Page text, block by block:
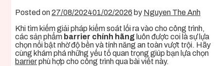
Posted on27/08/202401/02/2026 by Nguyen The Anh
Khi tìm kiếm giải pháp kiểm soát lối ra vào cho công trình,
các sản phẩm barrier chính hãng luôn được coi là sự lựa
chọn nổi bật nhờ độ bền và tính năng an toàn vượt trội. Hãy
cùng khám phá những yếu tố quan trọng giúp bạn lựa chọn
barrierphù hợp cho công trình qua bài viết này.